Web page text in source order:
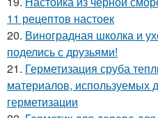
11 рецептов настоек
20. Виноградная школка и
поделись с друзьями!
21. Герметизация сруба
материалов, используемых
герметизации